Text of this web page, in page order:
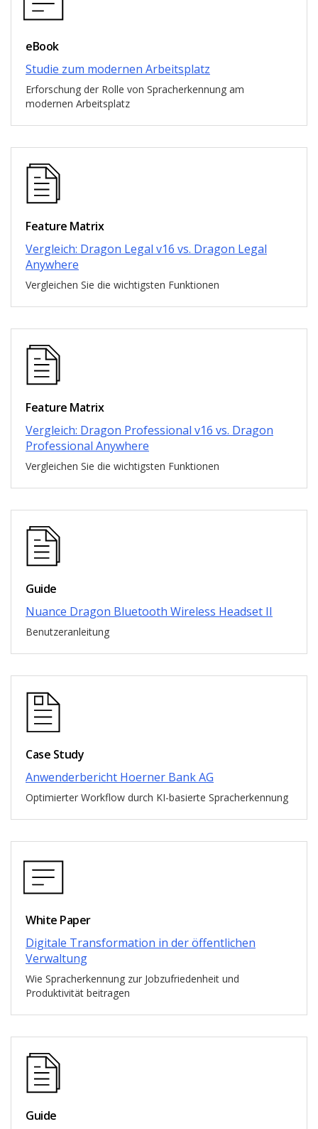
eBook
Studie zum modernen Arbeitsplatz
Erforschung der Rolle von Spracherkennung am
modernen Arbeitsplatz
Feature Matrix
Vergleich: Dragon Legal v16 vs. Dragon Legal
Anywhere
Vergleichen Sie die wichtigsten Funktionen
Feature Matrix
Vergleich: Dragon Professional v16 vs. Dragon
Professional Anywhere
Vergleichen Sie die wichtigsten Funktionen
Guide
Nuance Dragon Bluetooth Wireless Headset II
Benutzeranleitung
Case Study
Anwenderbericht Hoerner Bank AG
Optimierter Workflow durch KI-basierte Spracherkennung
White Paper
Digitale Transformation in der öffentlichen
Verwaltung
Wie Spracherkennung zur Jobzufriedenheit und
Produktivität beitragen
Guide